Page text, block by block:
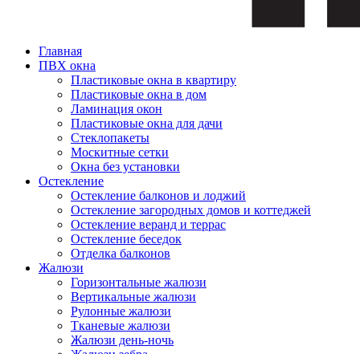
Главная
ПВХ окна
Пластиковые окна в квартиру
Пластиковые окна в дом
Ламинация окон
Пластиковые окна для дачи
Стеклопакеты
Москитные сетки
Окна без установки
Остекление
Остекление балконов и лоджий
Остекление загородных домов и коттеджей
Остекление веранд и террас
Остекление беседок
Отделка балконов
Жалюзи
Горизонтальные жалюзи
Вертикальные жалюзи
Рулонные жалюзи
Тканевые жалюзи
Жалюзи день-ночь